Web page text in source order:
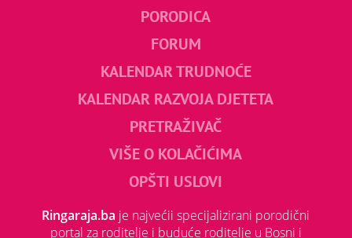
PORODICA
FORUM
KALENDAR TRUDNOĆE
KALENDAR RAZVOJA DJETETA
PRETRAŽIVAČ
VIŠE O KOLAČIĆIMA
OPŠTI USLOVI
Ringaraja.ba je najvećii specijalizirani porodični
portal za roditelje i buduće roditelje u Bosni i